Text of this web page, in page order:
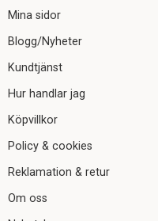
Mina sidor
Blogg/Nyheter
Kundtjänst
Hur handlar jag
Köpvillkor
Policy & cookies
Reklamation & retur
Om oss